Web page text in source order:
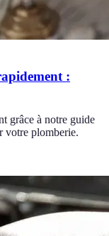
:
grâce à notre guide
votre plomberie.